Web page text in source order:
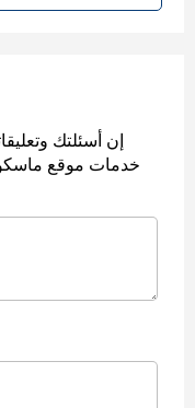
إن أسئلتك
خدمات موقع